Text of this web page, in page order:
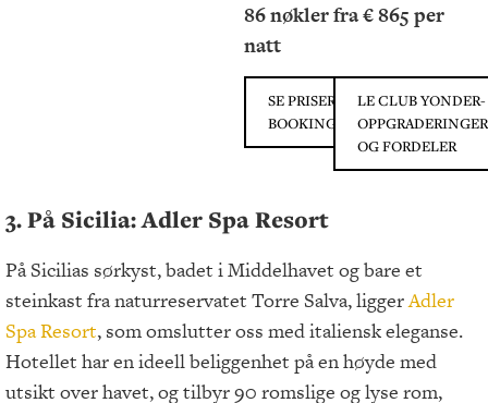
86 nøkler fra € 865 per
natt
SE PRISER PÅ
BOOKING.COM
LE CLUB YONDER-
OPPGRADERINGER
OG FORDELER
3. På Sicilia: Adler Spa Resort
På Sicilias sørkyst, badet i Middelhavet og bare et
steinkast fra naturreservatet Torre Salva, liggerAdler
Spa Resort, som omslutter oss med italiensk eleganse.
Hotellet har en ideell beliggenhet på en høyde med
utsikt over havet, og tilbyr 90 romslige og lyse rom,